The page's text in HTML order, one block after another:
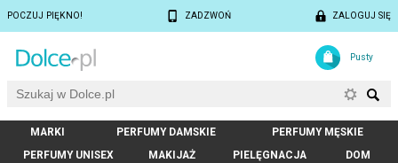
POCZUJ PIĘKNO! ZADZWOŃ ZALOGUJ SIĘ
Pusty
MARKI PERFUMY DAMSKIE
PERFUMY MĘSKIE
PERFUMY UNISEX
MAKIJAŻ PIELĘGNACJA DOM